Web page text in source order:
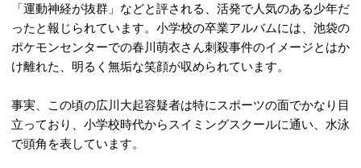
「運動神経が抜群」などと評される、活発で人気のある少年だ
ったと報じられています。 小学校の卒業アルバムには、池袋の
ポケモンセンターでの春川萌衣さん刺殺事件のイメージとはか
け離れた、明るく無垢な笑顔が収められています。
事実、この頃の広川大起容疑者は特にスポーツの面でかなり目
立っており、 小学校時代からスイミングスクールに通い、水泳
で頭角を表しています。